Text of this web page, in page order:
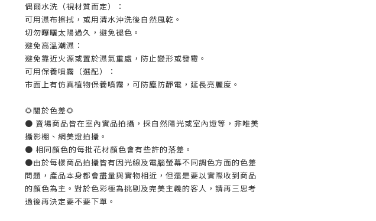
偶爾水洗（視材質而定）：
可用濕布擦拭，或用清水沖洗後自然風乾。
切勿曝曬太陽過久，避免褪色。
避免高溫潮濕：
避免靠近火源或置於濕氣重處，防止變形或發霉。
可用保養噴霧（選配）：
市面上有仿真植物保養噴霧，可防塵防靜電，延長亮麗度。
🌻關於色差🌻
● 賣場商品皆在室內實品拍攝，採自然陽光或室內燈等，非唯美
攝影棚、網美燈拍攝。
● 相同顏色的每批花材顏色會有些許的落差。
●由於每樣商品拍攝皆有因光線及電腦螢幕不同調色方面的色差
問題，產品本身都會盡量與實物相近，但還是要以實際收到商品
的顏色為主。對於色彩極為挑剔及完美主義的客人，請再三思考
過後再決定要不要下單。